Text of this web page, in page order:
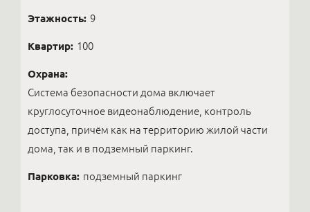
Этажность: 9
Квартир: 100
Охрана:
Система безопасности дома включает
круглосуточное видеонаблюдение, контроль
доступа, причём как на территорию жилой части
дома, так и в подземный паркинг.
Парковка: подземный паркинг